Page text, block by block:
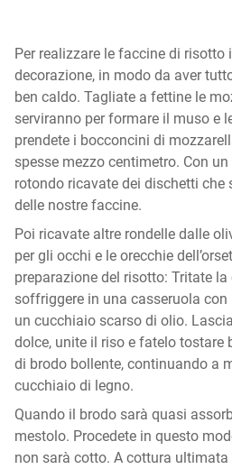
Per realizzare le faccine di risotto
decorazione, in modo da aver
ben caldo. Tagliate a fettine le
serviranno per formare il muso e
prendete i bocconcini di
spesse mezzo centimetro. Con
rotondo ricavate dei dischetti che
delle nostre faccine.
Poi ricavate altre rondelle dalle
per gli occhi e le orecchie
preparazione del risotto: Tritate
soffriggere in una casseruola
un cucchiaio scarso di olio.
dolce, unite il riso e fatelo tostare
di brodo bollente, continuando a
cucchiaio di legno.
Quando il brodo sarà quasi
mestolo. Procedete in questo
non sarà cotto. A cottura